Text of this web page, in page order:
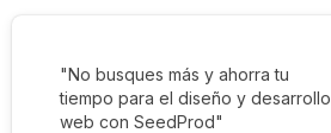
"No busques más y ahorra tu
tiempo para el diseño y desarrollo
web con SeedProd"